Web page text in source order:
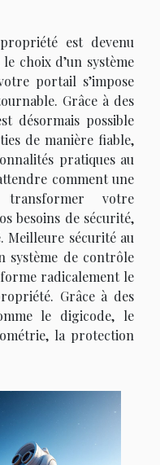
est devenu
choix d’un système
portail s’impose
Grâce à des
désormais possible
de manière fiable,
pratiques au
comment une
votre
besoins de sécurité,
sécurité au
système de contrôle
radicalement le
Grâce à des
le digicode, le
la protection